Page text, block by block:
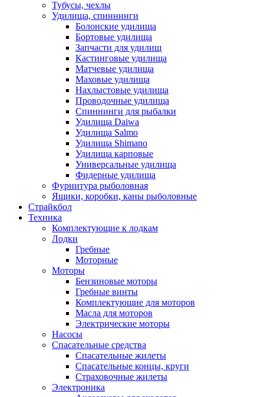
Тубусы, чехлы
Удилища, спиннинги
Болонские удилища
Бортовые удилища
Запчасти для удилищ
Кастинговые удилища
Матчевые удилища
Маховые удилища
Нахлыстовые удилища
Проводочные удилища
Спиннинги для рыбалки
Удилища Daiwa
Удилища Salmo
Удилища Shimano
Удилища карповые
Универсальные удилища
Фидерные удилища
Фурнитура рыболовная
Ящики, коробки, каны рыболовные
Страйкбол
Техника
Комплектующие к лодкам
Лодки
Гребные
Моторные
Моторы
Бензиновые моторы
Гребные винты
Комплектующие для моторов
Масла для моторов
Электрические моторы
Насосы
Спасательные средства
Спасательные жилеты
Спасательные концы, круги
Страховочные жилеты
Электроника